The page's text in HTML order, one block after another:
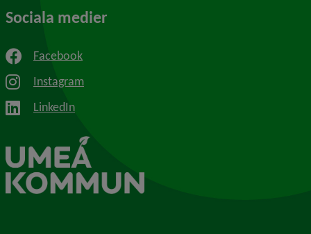
Sociala medier
Facebook
Instagram
LinkedIn